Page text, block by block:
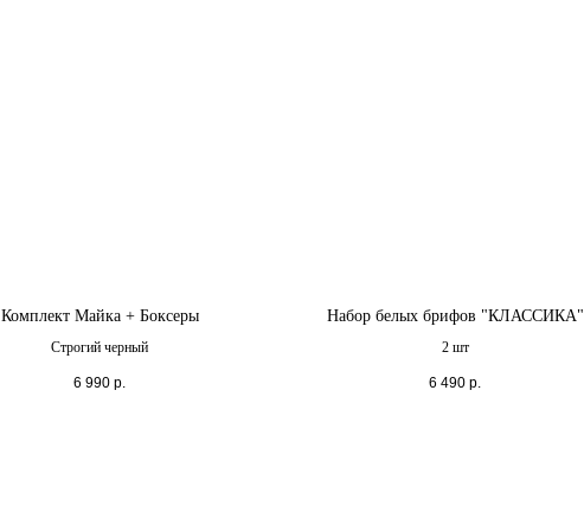
Комплект Майка + Боксеры
Строгий черный
6 990 р.
Набор белых брифов "КЛАССИКА"
2 шт
6 490 р.